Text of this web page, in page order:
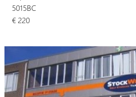
5015BC
€ 220